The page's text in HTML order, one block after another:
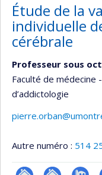
Étude de la
individuelle
cérébrale
Professeur sous
Faculté de
d’addictologie
Autre numéro : 514